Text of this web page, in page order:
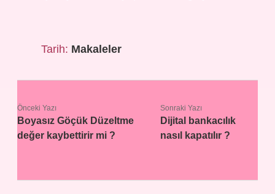
Tarih: Makaleler
Önceki Yazı
Boyasız Göçük Düzeltme
değer kaybettirir mi ?
Sonraki Yazı
Dijital bankacılık
nasıl kapatılır ?